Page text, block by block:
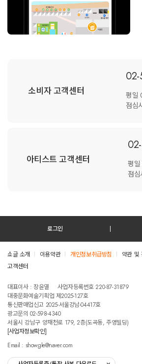
소비자 고객센터
평일
점심
아티스트 고객센터
평
점
로그인
쇼글 소개 이용약관 개인정보취급방침
약관 및
고객센터
대표이사 : 장윤열
사업자등록번호 220-87-31879
대중문화예술기획업 제2025-127호
통신판매업신고 2025-서울강남-04417호
광고문의 02-598-4340
서울시 강남구 양재천로 179, 2층(도곡동, 주영빌딩)
[사업자정보확인]
Email : showgle@naver.com